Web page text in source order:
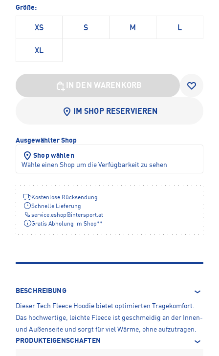
Größe:
XS S M L
XL
IN DEN WARENKORB
IM SHOP RESERVIEREN
Ausgewählter Shop
Shop wählen
Wähle einen Shop um die Verfügbarkeit zu sehen
Kostenlose Rücksendung
Schnelle Lieferung
service.eshop@ intersport.at
Gratis Abholung im Shop**
BESCHREIBUNG
Dieser Tech Fleece Hoodie bietet optimierten Tragekomfort.
Das hochwertige, leichte Fleece ist geschmeidig an der Innen-
und Außenseite und sorgt für viel Wärme, ohne aufzutragen.
PRODUKTEIGENSCHAFTEN